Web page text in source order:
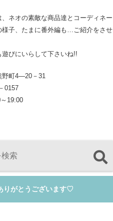
、ネオの素敵な商品達とコーディネー
様子、たまに番外編も…ご紹介をさせ
びにいらして下さいね!!
野町4―20－31
0157
19:00
りがとうございます♡